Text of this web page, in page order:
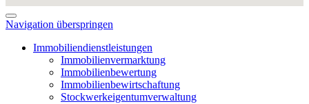
Navigation überspringen
Immobiliendienstleistungen
Immobilienvermarktung
Immobilienbewertung
Immobilienbewirtschaftung
Stockwerkeigentumverwaltung